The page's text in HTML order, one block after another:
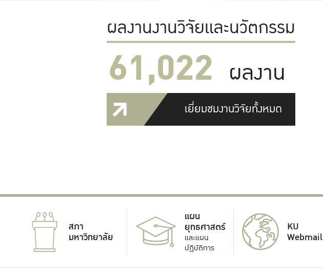
ผลงานงานวิจัยและนวัตกรรม
61,022 ผลงาน
เยี่ยมชมงานวิจัยทั้งหมด
สภา
มหาวิทยาลัย
แผน
ยุทธศาสตร์
และแผน
ปฏิบัติการ
KU
Webmail